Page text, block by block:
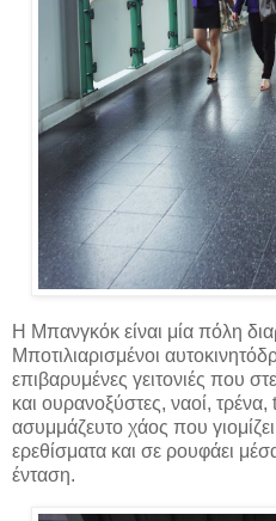
Η Μπανγκόκ είναι μία πόλη
Μποτιλιαρισμένοι
επιβαρυμένες γειτονιές που
και ουρανοξύστες, ναοί,
ασυμμάζευτο χάος που
ερεθίσματα και σε ρουφάει
ένταση.